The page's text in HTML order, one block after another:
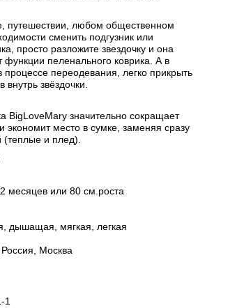
путешествии, любом общественном
сменить подгузник или
просто разложите звездочку и она
функции пеленального коврика. А в
процессе переодевания, легко прикрыть
звёздочки.
BigLoveMary значительно сокращает
экономит место в сумке, заменяя сразу
(теплые и плед).
месяцев или 80 см.роста
дышащая, мягкая, легкая
Россия, Москва
1